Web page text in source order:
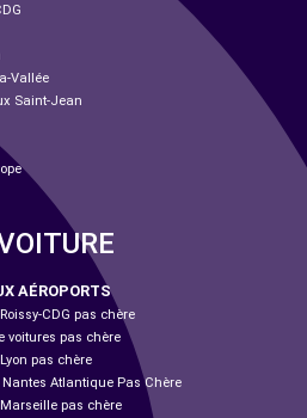
Vallée
Saint-Jean
AÉROPORTS
CDG pas chère
voitures pas chère
pas chère
Atlantique Pas Chère
pas chère